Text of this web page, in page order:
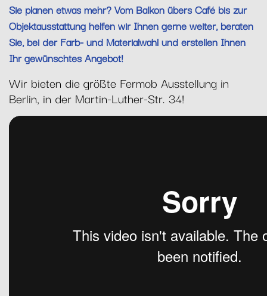
Sie planen etwas mehr? Vom Balkon übers Café bis zur
Objektausstattung helfen wir Ihnen gerne weiter, beraten
Sie, bei der Farb- und Materialwahl und erstellen Ihnen
Ihr gewünschtes Angebot!
Wir bieten die größte Fermob Ausstellung in
Berlin, in der Martin-Luther-Str. 34!